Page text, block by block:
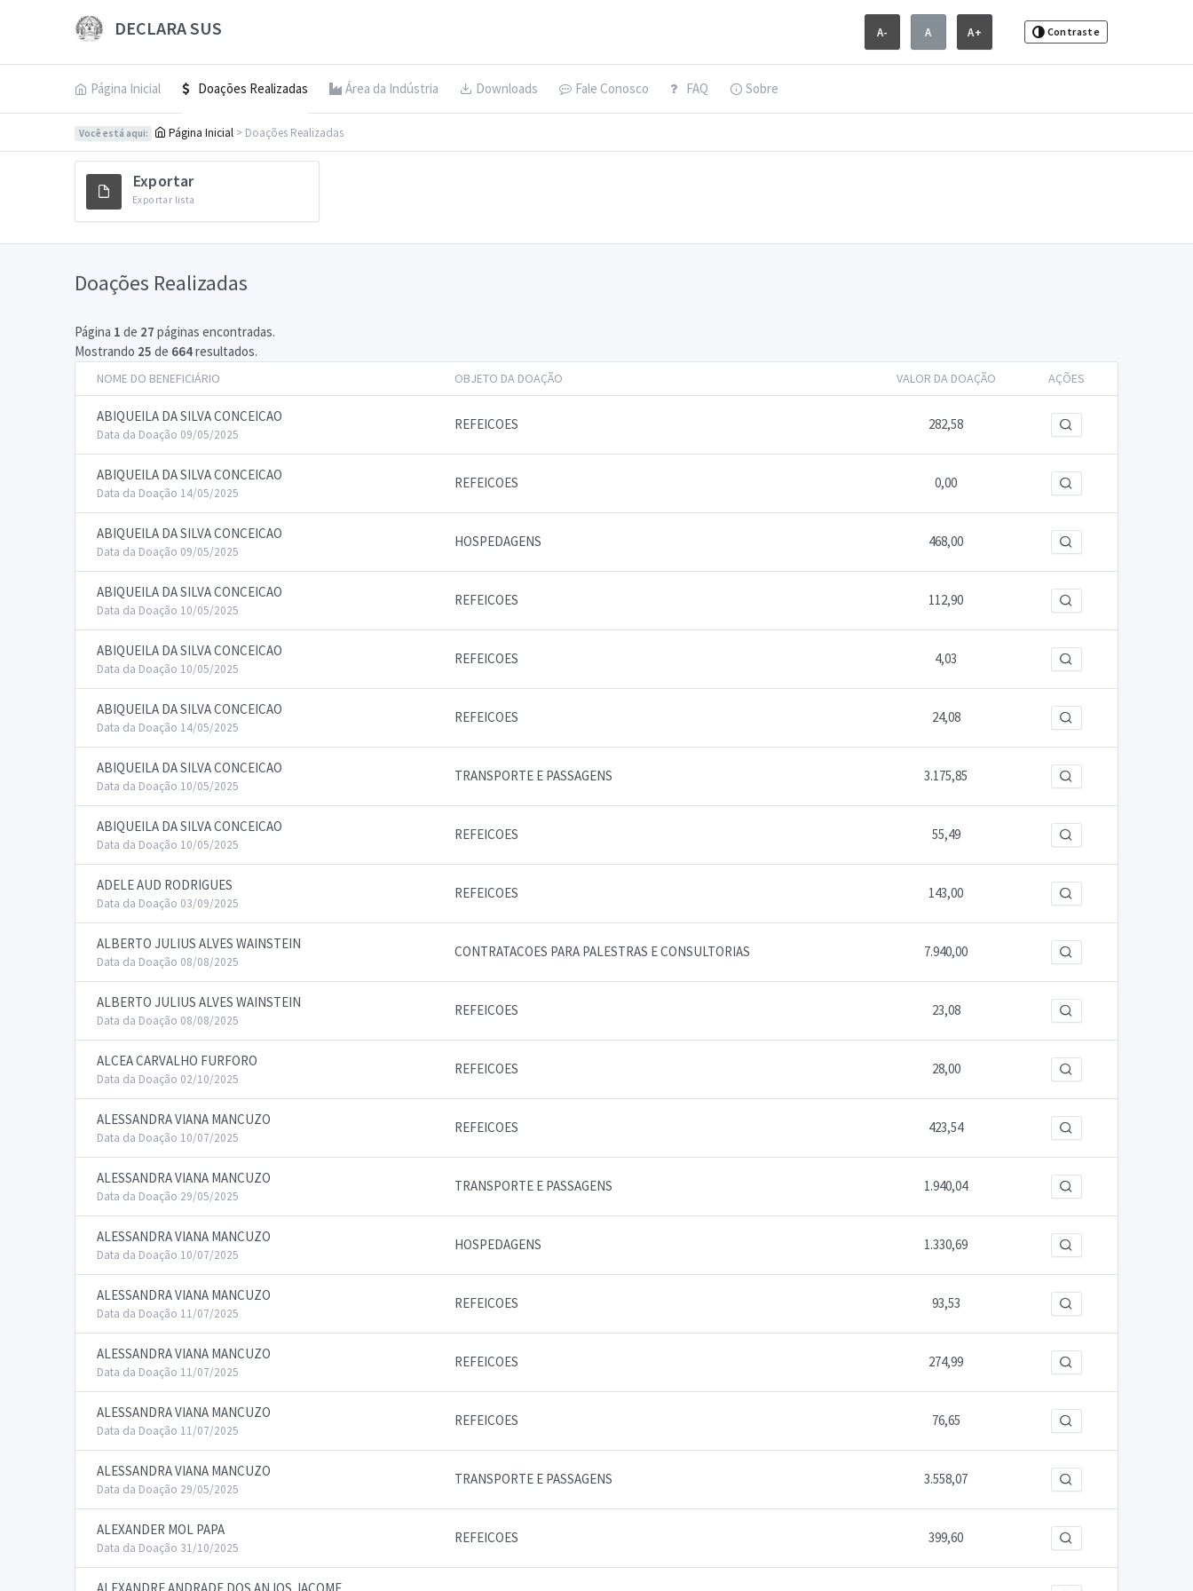
DECLARA SUS A- A A+ Contraste
Página Inicial Doações Realizadas Área da Indústria Downloads Fale Conosco FAQ Sobre
Você está aqui: Página Inicial > Doações Realizadas
Exportar
Exportar lista
Doações Realizadas
Página 1 de 27 páginas encontradas.
Mostrando 25 de 664resultados.
NOME DO BENEFICIÁRIO OBJETO DA DOAÇÃO VALOR DA DOAÇÃO AÇÕES
ABIQUEILA DA SILVA CONCEICAO
Data da Doação 09/05/2025
REFEICOES 282,58
ABIQUEILA DA SILVA CONCEICAO
Data da Doação 14/05/2025
REFEICOES 0,00
ABIQUEILA DA SILVA CONCEICAO
Data da Doação 09/05/2025
HOSPEDAGENS 468,00
ABIQUEILA DA SILVA CONCEICAO
Data da Doação 10/05/2025
REFEICOES 112,90
ABIQUEILA DA SILVA CONCEICAO
Data da Doação 10/05/2025
REFEICOES 4,03
ABIQUEILA DA SILVA CONCEICAO
Data da Doação 14/05/2025
REFEICOES 24,08
ABIQUEILA DA SILVA CONCEICAO
Data da Doação 10/05/2025
TRANSPORTE E PASSAGENS 3.175,85
ABIQUEILA DA SILVA CONCEICAO
Data da Doação 10/05/2025
REFEICOES 55,49
ADELE AUD RODRIGUES
Data da Doação 03/09/2025
REFEICOES 143,00
ALBERTO JULIUS ALVES WAINSTEIN
Data da Doação 08/08/2025
CONTRATACOES PARA PALESTRAS E CONSULTORIAS 7.940,00
ALBERTO JULIUS ALVES WAINSTEIN
Data da Doação 08/08/2025
REFEICOES 23,08
ALCEA CARVALHO FURFORO
Data da Doação 02/10/2025
REFEICOES 28,00
ALESSANDRA VIANA MANCUZO
Data da Doação 10/07/2025
REFEICOES 423,54
ALESSANDRA VIANA MANCUZO
Data da Doação 29/05/2025
TRANSPORTE E PASSAGENS 1.940,04
ALESSANDRA VIANA MANCUZO
Data da Doação 10/07/2025
HOSPEDAGENS 1.330,69
ALESSANDRA VIANA MANCUZO
Data da Doação 11/07/2025
REFEICOES 93,53
ALESSANDRA VIANA MANCUZO
Data da Doação 11/07/2025
REFEICOES 274,99
ALESSANDRA VIANA MANCUZO
Data da Doação 11/07/2025
REFEICOES 76,65
ALESSANDRA VIANA MANCUZO
Data da Doação 29/05/2025
TRANSPORTE E PASSAGENS 3.558,07
ALEXANDER MOL PAPA
Data da Doação 31/10/2025
REFEICOES 399,60